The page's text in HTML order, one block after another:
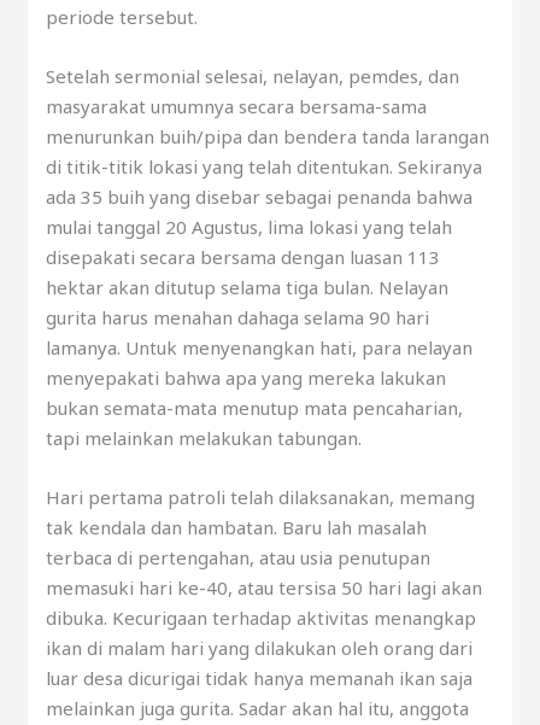
periode tersebut.
Setelah sermonial selesai, nelayan, pemdes, dan
masyarakat umumnya secara bersama-sama
menurunkan buih/pipa dan bendera tanda larangan
di titik-titik lokasi yang telah ditentukan. Sekiranya
ada 35 buih yang disebar sebagai penanda bahwa
mulai tanggal 20 Agustus, lima lokasi yang telah
disepakati secara bersama dengan luasan 113
hektar akan ditutup selama tiga bulan. Nelayan
gurita harus menahan dahaga selama 90 hari
lamanya. Untuk menyenangkan hati, para nelayan
menyepakati bahwa apa yang mereka lakukan
bukan semata-mata menutup mata pencaharian,
tapi melainkan melakukan tabungan.
Hari pertama patroli telah dilaksanakan, memang
tak kendala dan hambatan. Baru lah masalah
terbaca di pertengahan, atau usia penutupan
memasuki hari ke-40, atau tersisa 50 hari lagi akan
dibuka. Kecurigaan terhadap aktivitas menangkap
ikan di malam hari yang dilakukan oleh orang dari
luar desa dicurigai tidak hanya memanah ikan saja
melainkan juga gurita. Sadar akan hal itu, anggota